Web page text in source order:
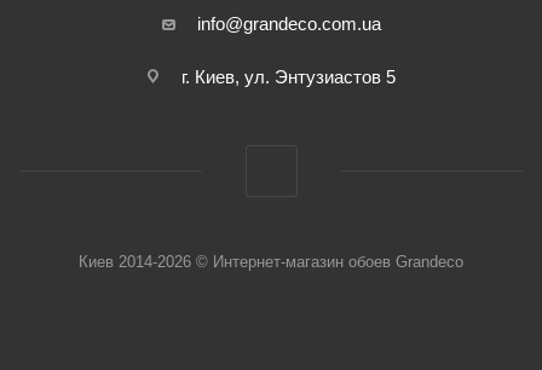
info@grandeco.com.ua
г. Киев, ул. Энтузиастов 5
Киев 2014-2026 © Интернет-магазин обоев Grandeco